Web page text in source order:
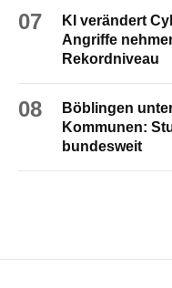
07
KI verändert
Angriffe
Rekordniveau
08
Böblingen
Kommunen:
bundesweit